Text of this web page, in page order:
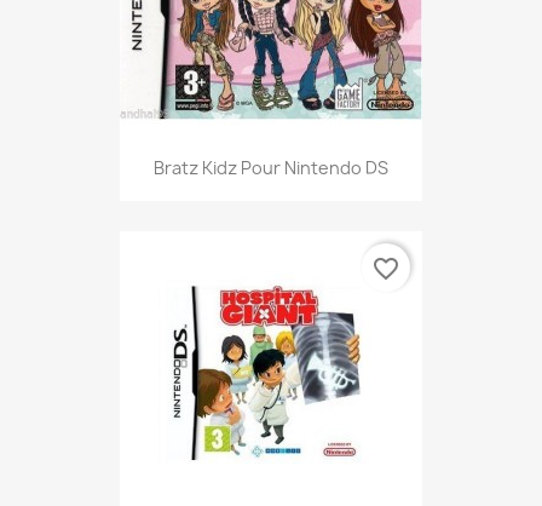
Bratz Kidz Pour Nintendo DS
favorite_border